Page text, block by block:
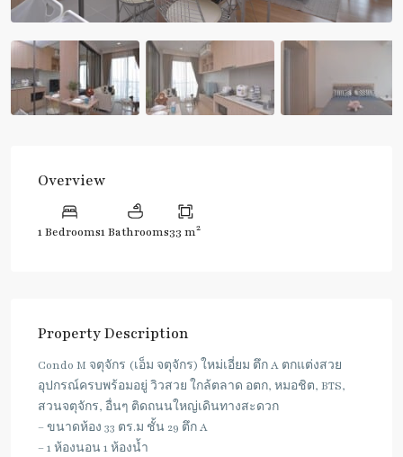
Overview
1 Bedrooms1 Bathrooms33 m2
Property Description
Condo M จตุจักร (เอ็ม จตุจักร) ใหม่เอี่ยม ตึก A ตกแต่งสวย
อุปกรณ์ครบพร้อมอยู่ วิวสวย ใกล้ตลาด อตก, หมอชิต, BTS,
สวนจตุจักร, อื่นๆ ติดถนนใหญ่เดินทางสะดวก
– ขนาดห้อง 33 ตร.ม ชั้น 29 ตึก A
– 1 ห้องนอน 1 ห้องน้ำ